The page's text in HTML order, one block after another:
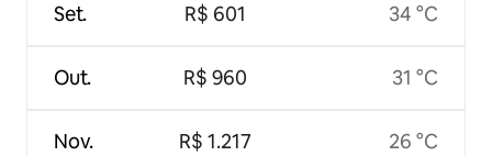
Set.
Out.
Nov.
R$ 601
R$ 960
R$ 1.217
34 °C
31 °C
26 °C